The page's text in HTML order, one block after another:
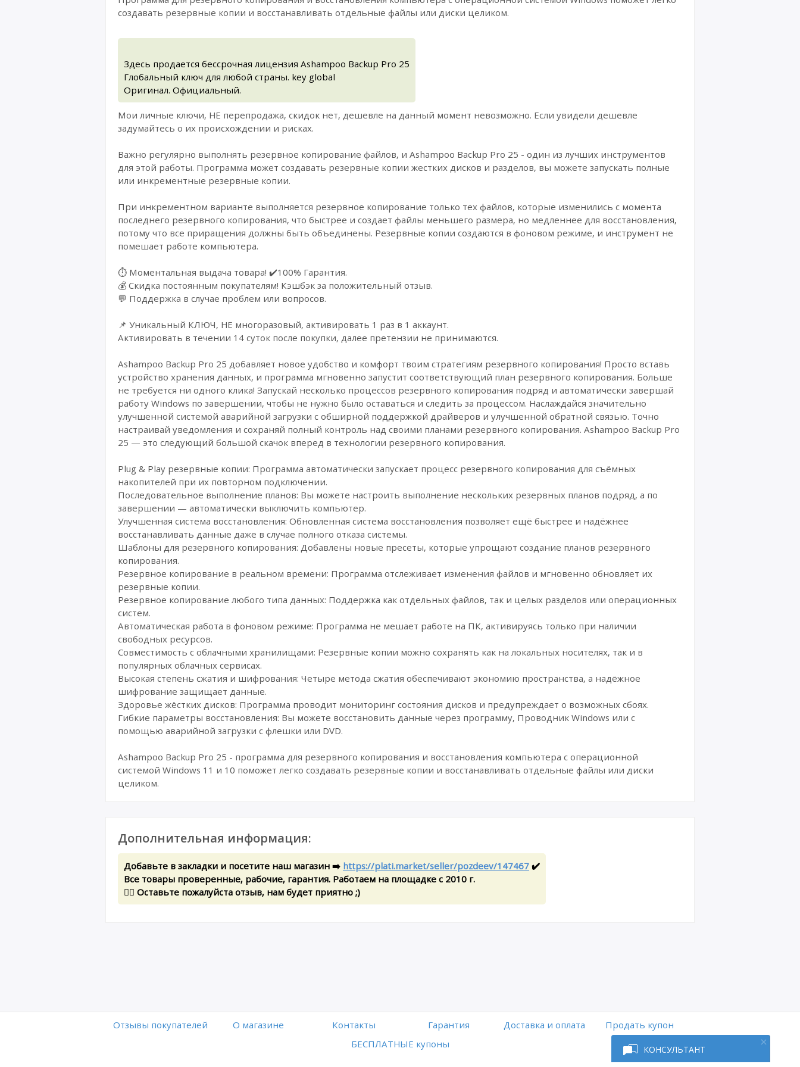
КОНСУЛЬТАНТ
создавать резервные копии и восстанавливать отдельные файлы или диски целиком.
Здесь продается бессрочная лицензия Ashampoo Backup Pro 25
Глобальный ключ для любой страны. key global
Оригинал. Официальный.
Мои личные ключи, НЕ перепродажа, скидок нет, дешевле на данный момент невозможно. Если увидели дешевле
задумайтесь о их происхождении и рисках.
Важно регулярно выполнять резервное копирование файлов, и Ashampoo Backup Pro 25 - один из лучших инструментов
для этой работы. Программа может создавать резервные копии жестких дисков и разделов, вы можете запускать полные
или инкрементные резервные копии.
При инкрементном варианте выполняется резервное копирование только тех файлов, которые изменились с момента
последнего резервного копирования, что быстрее и создает файлы меньшего размера, но медленнее для восстановления,
потому что все приращения должны быть объединены. Резервные копии создаются в фоновом режиме, и инструмент не
помешает работе компьютера.
⏱️ Моментальная выдача товара! ✔️100% Гарантия.
💰 Cкидка постоянным покупателям! Кэшбэк за положительный отзыв.
💬 Поддержка в случае проблем или вопросов.
📌 Уникальный КЛЮЧ, НЕ многоразовый, активировать 1 раз в 1 аккаунт.
Активировать в течении 14 суток после покупки, далее претензии не принимаются.
Ashampoo Backup Pro 25 добавляет новое удобство и комфорт твоим стратегиям резервного копирования! Просто вставь
устройство хранения данных, и программа мгновенно запустит соответствующий план резервного копирования. Больше
не требуется ни одного клика! Запускай несколько процессов резервного копирования подряд и автоматически завершай
работу Windows по завершении, чтобы не нужно было оставаться и следить за процессом. Наслаждайся значительно
улучшенной системой аварийной загрузки с обширной поддержкой драйверов и улучшенной обратной связью. Точно
настраивай уведомления и сохраняй полный контроль над своими планами резервного копирования. Ashampoo Backup Pro
25 — это следующий большой скачок вперед в технологии резервного копирования.
Plug & Play резервные копии: Программа автоматически запускает процесс резервного копирования для съёмных
накопителей при их повторном подключении.
Последовательное выполнение планов: Вы можете настроить выполнение нескольких резервных планов подряд, а по
завершении — автоматически выключить компьютер.
Улучшенная система восстановления: Обновленная система восстановления позволяет ещё быстрее и надёжнее
восстанавливать данные даже в случае полного отказа системы.
Шаблоны для резервного копирования: Добавлены новые пресеты, которые упрощают создание планов резервного
копирования.
Резервное копирование в реальном времени: Программа отслеживает изменения файлов и мгновенно обновляет их
резервные копии.
Резервное копирование любого типа данных: Поддержка как отдельных файлов, так и целых разделов или операционных
систем.
Автоматическая работа в фоновом режиме: Программа не мешает работе на ПК, активируясь только при наличии
свободных ресурсов.
Совместимость с облачными хранилищами: Резервные копии можно сохранять как на локальных носителях, так и в
популярных облачных сервисах.
Высокая степень сжатия и шифрования: Четыре метода сжатия обеспечивают экономию пространства, а надёжное
шифрование защищает данные.
Здоровье жёстких дисков: Программа проводит мониторинг состояния дисков и предупреждает о возможных сбоях.
Гибкие параметры восстановления: Вы можете восстановить данные через программу, Проводник Windows или с
помощью аварийной загрузки с флешки или DVD.
Ashampoo Backup Pro 25 - программа для резервного копирования и восстановления компьютера с операционной
системой Windows 11 и 10 поможет легко создавать резервные копии и восстанавливать отдельные файлы или диски
целиком.
Дополнительная информация:
Добавьте в закладки и посетите наш магазин ➡️ https://plati.market/seller/pozdeev/147467 ✔️
Все товары проверенные, рабочие, гарантия. Работаем на площадке с 2010 г.
✍🏻 Оставьте пожалуйста отзыв, нам будет приятно ;)
Отзывы покупателей O магазине Контакты Гарантия Доставка и оплата
Продать купон
БЕСПЛАТНЫЕ купоны